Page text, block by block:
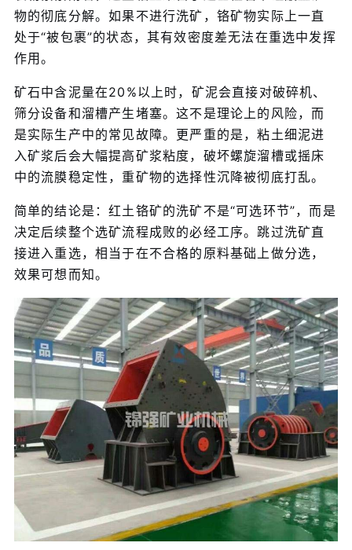
物的彻底分解。如果不进行洗矿，铬矿物实际上一直
处于“被包裹”的状态，其有效密度差无法在重选中发挥
作用。
矿石中含泥量在20%以上时，矿泥会直接对破碎机、
筛分设备和溜槽产生堵塞。这不是理论上的风险，而
是实际生产中的常见故障。更严重的是，粘土细泥进
入矿浆后会大幅提高矿浆粘度，破坏螺旋溜槽或摇床
中的流膜稳定性，重矿物的选择性沉降被彻底打乱。
简单的结论是：红土铬矿的洗矿不是“可选环节”，而是
决定后续整个选矿流程成败的必经工序。跳过洗矿直
接进入重选，相当于在不合格的原料基础上做分选，
效果可想而知。